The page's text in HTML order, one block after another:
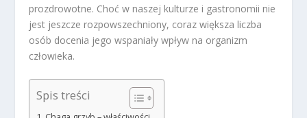
prozdrowotne. Choć w naszej kulturze i gastronomii nie
jest jeszcze rozpowszechniony, coraz większa liczba
osób docenia jego wspaniały wpływ na organizm
człowieka.
Spis treści